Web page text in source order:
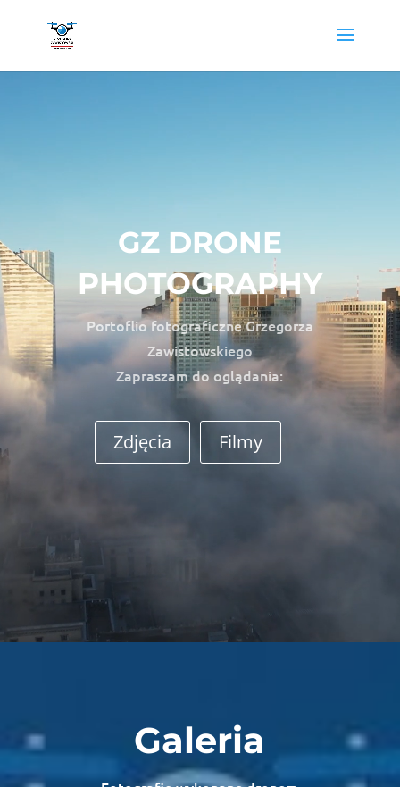
GZ DRONE
PHOTOGRAPHY
Portoflio fotograficzne Grzegorza
Zawistowskiego
Zapraszam do oglądania:
Zdjęcia Filmy
Galeria